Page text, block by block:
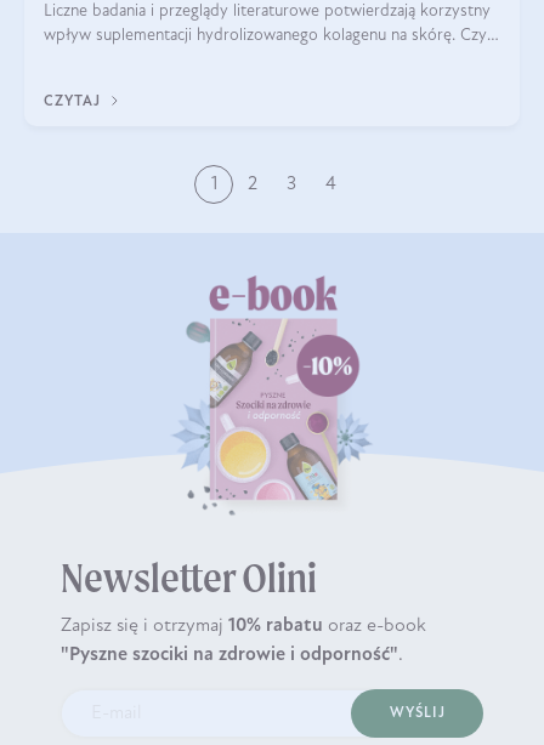
Liczne badania i przeglądy literaturowe potwierdzają korzystny
wpływ suplementacji hydrolizowanego kolagenu na skórę. Czy
CZYTAJ
1 2 3 4
Newsletter Olini
Zapisz się i otrzymaj 10% rabatu oraz e-book
"Pyszne szociki na zdrowie i odporność".
WYŚLIJ